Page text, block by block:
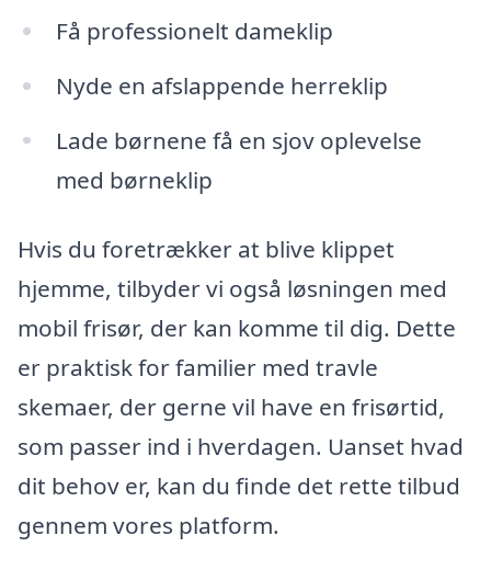
Få professionelt dameklip
Nyde en afslappende herreklip
Lade børnene få en sjov oplevelse
med børneklip
Hvis du foretrækker at blive klippet
hjemme, tilbyder vi også løsningen med
mobil frisør, der kan komme til dig. Dette
er praktisk for familier med travle
skemaer, der gerne vil have en frisørtid,
som passer ind i hverdagen. Uanset hvad
dit behov er, kan du finde det rette tilbud
gennem vores platform.